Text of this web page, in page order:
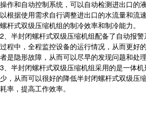
操作和自动控制系统，可以自动检测进出口的
以根据使用需求自行调整进出口的水流量和流
螺杆式双级压缩机组的制冷效率和制冷能力。
2、半封闭螺杆式双级压缩机组配备了自动报
过程中，全程监控设备的运行情况，从而更好
者是隐形故障，从而可以尽早的发现问题和处
3、半封闭螺杆式双级压缩机组采用的是一体
少，从而可以很好的降低半封闭螺杆式双级压
耗率，提高工作效率。